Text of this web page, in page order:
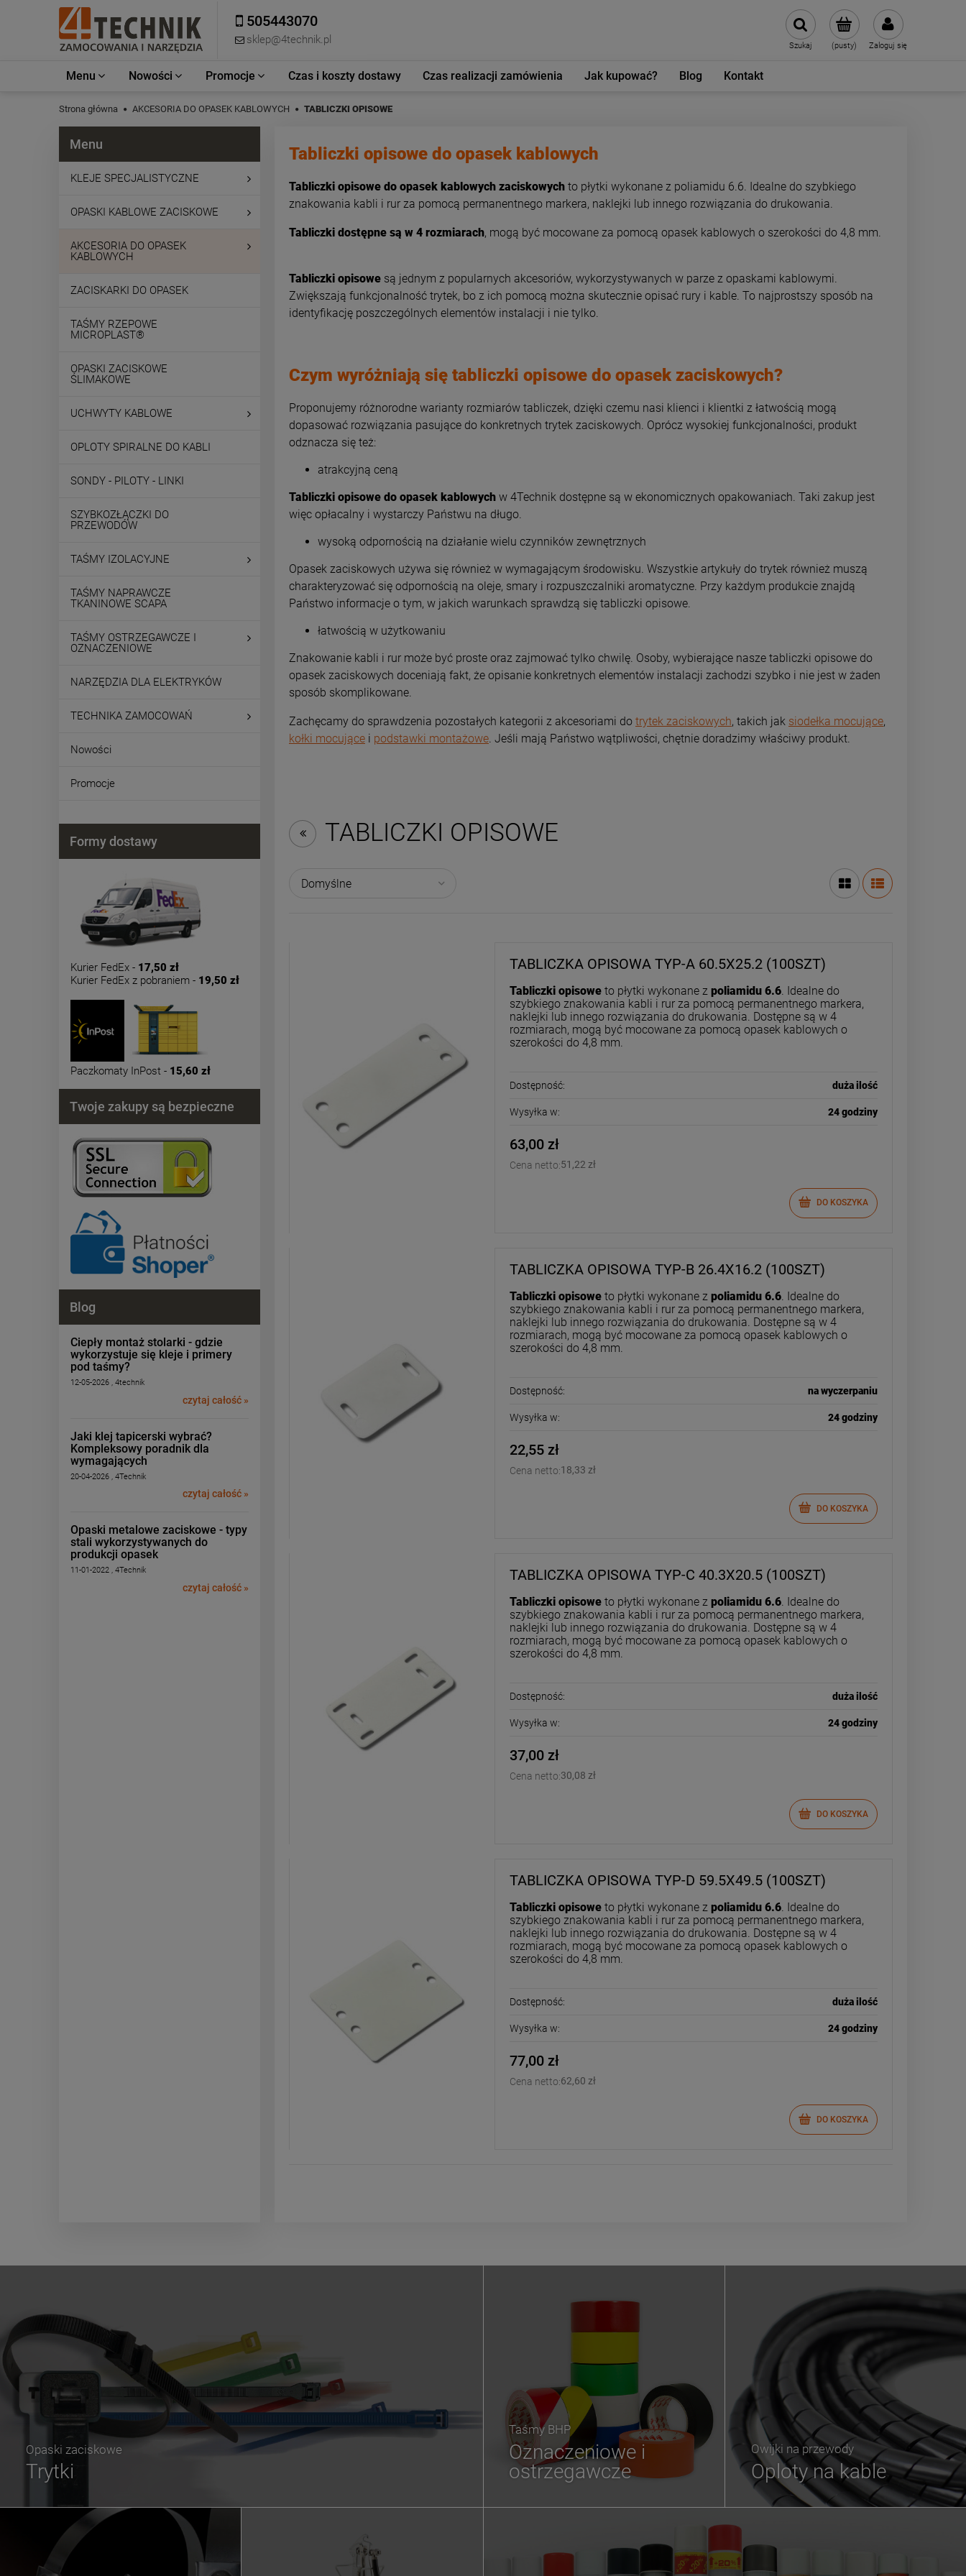
505443070
sklep@4technik.pl (pusty) Zaloguj się
Szukaj
Menu Nowości Promocje Czas i koszty dostawy Czas realizacji zamówienia Jak kupować? Blog Kontakt
Strona główna AKCESORIA DO OPASEK KABLOWYCH TABLICZKI OPISOWE
Menu
KLEJE SPECJALISTYCZNE
OPASKI KABLOWE ZACISKOWE
AKCESORIA DO OPASEK
KABLOWYCH
ZACISKARKI DO OPASEK
TAŚMY RZEPOWE
MICROPLAST®
OPASKI ZACISKOWE
ŚLIMAKOWE
UCHWYTY KABLOWE
OPLOTY SPIRALNE DO KABLI
SONDY - PILOTY - LINKI
SZYBKOZŁĄCZKI DO
PRZEWODÓW
TAŚMY IZOLACYJNE
TAŚMY NAPRAWCZE
TKANINOWE SCAPA
TAŚMY OSTRZEGAWCZE I
OZNACZENIOWE
NARZĘDZIA DLA ELEKTRYKÓW
TECHNIKA ZAMOCOWAŃ
Nowości
Promocje
Formy dostawy
Kurier FedEx - 17,50 zł
Kurier FedEx z pobraniem - 19,50 zł
Paczkomaty InPost - 15,60 zł
Twoje zakupy są bezpieczne
Blog
Ciepły montaż stolarki - gdzie
wykorzystuje się kleje i primery
pod taśmy?
12-05-2026 , 4technik
czytaj całość »
Jaki klej tapicerski wybrać?
Kompleksowy poradnik dla
wymagających
20-04-2026 , 4Technik
czytaj całość »
Opaski metalowe zaciskowe - typy
stali wykorzystywanych do
produkcji opasek
11-01-2022 , 4Technik
czytaj całość »
Tabliczki opisowe do opasek kablowych
Tabliczki opisowe do opasek kablowych zaciskowych to płytki wykonane z poliamidu 6.6. Idealne do szybkiego
znakowania kabli i rur za pomocą permanentnego markera, naklejki lub innego rozwiązania do drukowania.
Tabliczki dostępne są w 4 rozmiarach, mogą być mocowane za pomocą opasek kablowych o szerokości do 4,8 mm.
Tabliczki opisowe są jednym z popularnych akcesoriów, wykorzystywanych w parze z opaskami kablowymi.
Zwiększają funkcjonalność trytek, bo z ich pomocą można skutecznie opisać rury i kable. To najprostszy sposób na
identyfikację poszczególnych elementów instalacji i nie tylko.
Czym wyróżniają się tabliczki opisowe do opasek zaciskowych?
Proponujemy różnorodne warianty rozmiarów tabliczek, dzięki czemu nasi klienci i klientki z łatwością mogą
dopasować rozwiązania pasujące do konkretnych trytek zaciskowych. Oprócz wysokiej funkcjonalności, produkt
odznacza się też:
atrakcyjną ceną
Tabliczki opisowe do opasek kablowych w 4Technik dostępne są w ekonomicznych opakowaniach. Taki zakup jest
więc opłacalny i wystarczy Państwu na długo.
wysoką odpornością na działanie wielu czynników zewnętrznych
Opasek zaciskowych używa się również w wymagającym środowisku. Wszystkie artykuły do trytek również muszą
charakteryzować się odpornością na oleje, smary i rozpuszczalniki aromatyczne. Przy każdym produkcie znajdą
Państwo informacje o tym, w jakich warunkach sprawdzą się tabliczki opisowe.
łatwością w użytkowaniu
Znakowanie kabli i rur może być proste oraz zajmować tylko chwilę. Osoby, wybierające nasze tabliczki opisowe do
opasek zaciskowych doceniają fakt, że opisanie konkretnych elementów instalacji zachodzi szybko i nie jest w żaden
sposób skomplikowane.
Zachęcamy do sprawdzenia pozostałych kategorii z akcesoriami do trytek zaciskowych, takich jak siodełka mocujące,
kołki mocujące i podstawki montażowe . Jeśli mają Państwo wątpliwości, chętnie doradzimy właściwy produkt.
TABLICZKI OPISOWE
TABLICZKA OPISOWA TYP-A 60.5X25.2 (100SZT)
Tabliczki opisoweto płytki wykonane z poliamidu 6.6. Idealne do
szybkiego znakowania kabli i rur za pomocą permanentnego markera,
naklejki lub innego rozwiązania do drukowania. Dostępne są w 4
rozmiarach, mogą być mocowane za pomocą opasek kablowych o
szerokości do 4,8 mm.
Dostępność: duża ilość
Wysyłka w: 24 godziny
63,00 zł
Cena netto:51,22 zł
DO KOSZYKA
TABLICZKA OPISOWA TYP-B 26.4X16.2 (100SZT)
Tabliczki opisoweto płytki wykonane z poliamidu 6.6. Idealne do
szybkiego znakowania kabli i rur za pomocą permanentnego markera,
naklejki lub innego rozwiązania do drukowania. Dostępne są w 4
rozmiarach, mogą być mocowane za pomocą opasek kablowych o
szerokości do 4,8 mm.
Dostępność: na wyczerpaniu
Wysyłka w: 24 godziny
22,55 zł
Cena netto:18,33 zł
DO KOSZYKA
TABLICZKA OPISOWA TYP-C 40.3X20.5 (100SZT)
Tabliczki opisoweto płytki wykonane z poliamidu 6.6. Idealne do
szybkiego znakowania kabli i rur za pomocą permanentnego markera,
naklejki lub innego rozwiązania do drukowania. Dostępne są w 4
rozmiarach, mogą być mocowane za pomocą opasek kablowych o
szerokości do 4,8 mm.
Dostępność: duża ilość
Wysyłka w: 24 godziny
37,00 zł
Cena netto:30,08 zł
DO KOSZYKA
TABLICZKA OPISOWA TYP-D 59.5X49.5 (100SZT)
Tabliczki opisoweto płytki wykonane z poliamidu 6.6. Idealne do
szybkiego znakowania kabli i rur za pomocą permanentnego markera,
naklejki lub innego rozwiązania do drukowania. Dostępne są w 4
rozmiarach, mogą być mocowane za pomocą opasek kablowych o
szerokości do 4,8 mm.
Dostępność: duża ilość
Wysyłka w: 24 godziny
77,00 zł
Cena netto:62,60 zł
DO KOSZYKA
Opaski zaciskowe
Trytki
Taśmy BHP
Oznaczeniowe i
ostrzegawcze
Owijki na przewody
Oploty na kable